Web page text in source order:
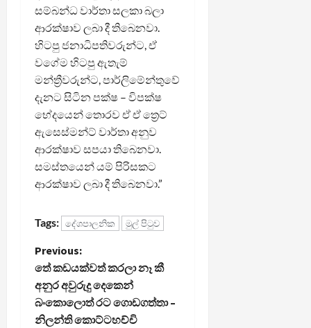
සම්බන්ධ වාර්තා සලකා බලා
ආරක්ෂාව ලබා දී තිබෙනවා.
හිටපු ජනාධිපතිවරුන්ට, ඒ
වගේම හිටපු ඇතැම්
මන්ත්‍රීවරුන්ට, පාර්ලිමේන්තුවේ
දැනට සිටින පක්ෂ – විපක්ෂ
භේදයෙන් තොරව ඒ ඒ ත්‍රෙට්
ඇසෙස්මන්ට් වාර්තා අනුව
ආරක්ෂාව සපයා තිබෙනවා.
සමස්තයෙන් යම් පිරිසකට
ආරක්ෂාව ලබා දී තිබෙනවා.”
Tags: දේශපාලනික මුල් පිටුව
P
o
s
Previous:
තේ කඩයක්වත් කරලා නෑ කී
අනුර අවුරුදු දෙකෙන්
බංකොලොත් රට ගොඩගත්තා –
නිලන්ති කොට්ටහච්චි